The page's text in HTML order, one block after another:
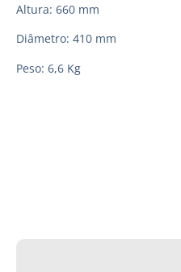
Altura: 660 mm
Diâmetro: 410 mm
Peso: 6,6 Kg